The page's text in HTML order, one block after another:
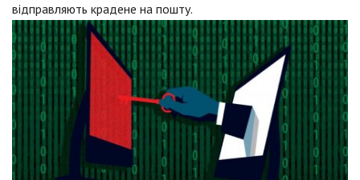
відправляють крадене на пошту.